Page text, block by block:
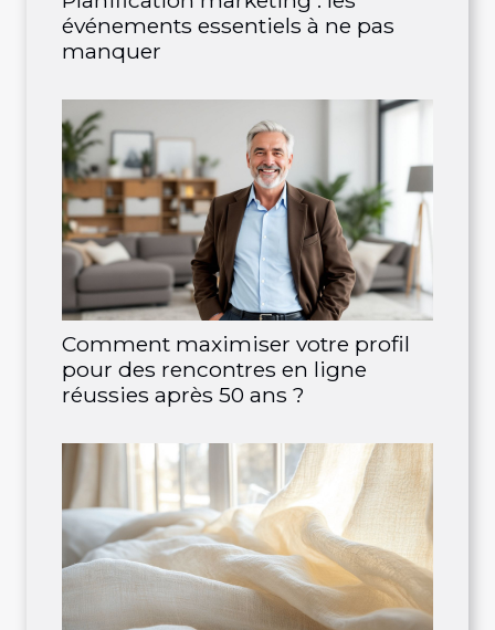
événements essentiels à ne pas
manquer
Comment maximiser votre profil
pour des rencontres en ligne
réussies après 50 ans ?